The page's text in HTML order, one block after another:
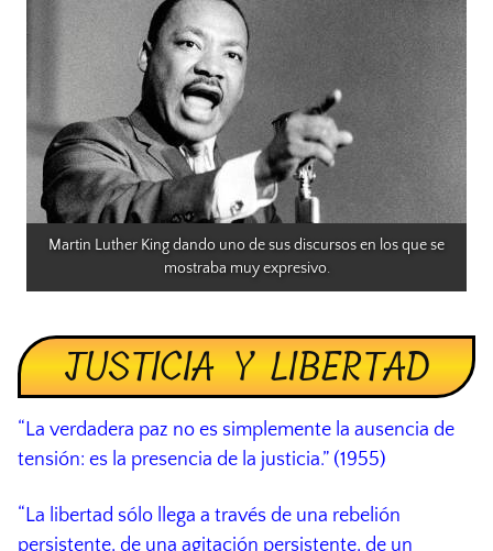
Martin Luther King dando uno de sus discursos en los que se
mostraba muy expresivo.
JUSTICIA Y LIBERTAD
“La verdadera paz no es simplemente la ausencia de
tensión: es la presencia de la justicia.” (1955)
“La libertad sólo llega a través de una rebelión
persistente, de una agitación persistente, de un